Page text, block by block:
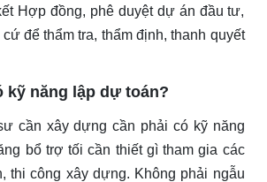
Hợp đồng, phê duyệt dự án đầu tư,
để thẩm tra, thẩm định, thanh quyết
kỹ năng lập dự toán?
cần xây dựng cần phải có kỹ năng
bổ trợ tối cần thiết gì tham gia các
thi công xây dựng. Không phải ngẫu